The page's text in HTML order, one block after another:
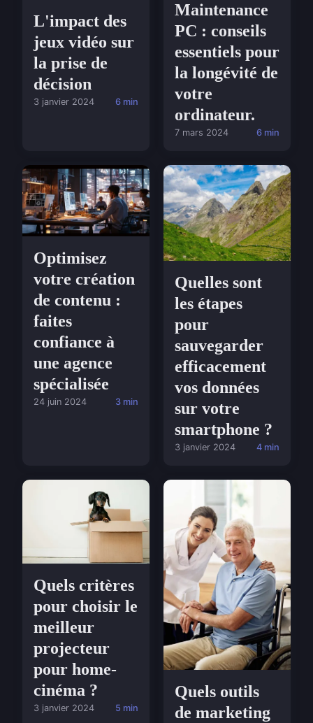
L'impact des
jeux vidéo sur
la prise de
décision
3 janvier 2024 6 min
Maintenance
PC : conseils
essentiels pour
la longévité de
votre
ordinateur.
7 mars 2024 6 min
Optimisez
votre création
de contenu :
faites
confiance à
une agence
spécialisée
24 juin 2024 3 min
Quelles sont
les étapes
pour
sauvegarder
efficacement
vos données
sur votre
smartphone ?
3 janvier 2024 4 min
Quels critères
pour choisir le
meilleur
projecteur
pour home-
cinéma ?
3 janvier 2024 5 min
Quels outils
de marketing